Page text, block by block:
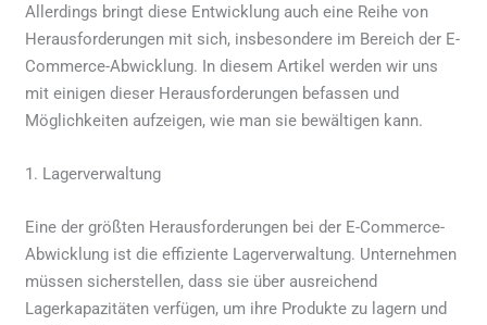
Allerdings bringt diese Entwicklung auch eine Reihe von
Herausforderungen mit sich, insbesondere im Bereich der E-
Commerce-Abwicklung. In diesem Artikel werden wir uns
mit einigen dieser Herausforderungen befassen und
Möglichkeiten aufzeigen, wie man sie bewältigen kann.
1. Lagerverwaltung
Eine der größten Herausforderungen bei der E-Commerce-
Abwicklung ist die effiziente Lagerverwaltung. Unternehmen
müssen sicherstellen, dass sie über ausreichend
Lagerkapazitäten verfügen, um ihre Produkte zu lagern und